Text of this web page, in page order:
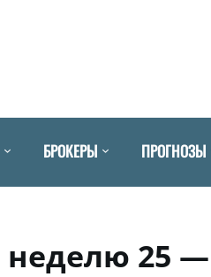
БРОКЕРЫ ПРОГНОЗЫ
неделю 25